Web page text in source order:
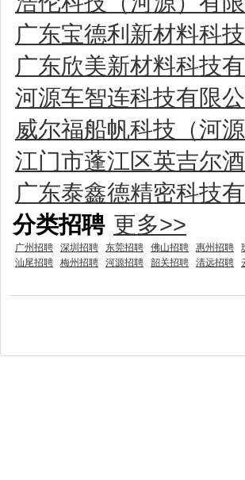
广东宝德利新材料科
广东欣美新材料科技
河源车智连科技有限
威尔福船帆科技（河
江门市蓬江区英吉尔
广东泰鑫德精密科技
分类招聘 更多>>
广州招聘 深圳招聘 东莞招聘 佛山招聘 惠州招聘
汕尾招聘
梅州招聘 河源招聘 韶关招聘 清远招聘